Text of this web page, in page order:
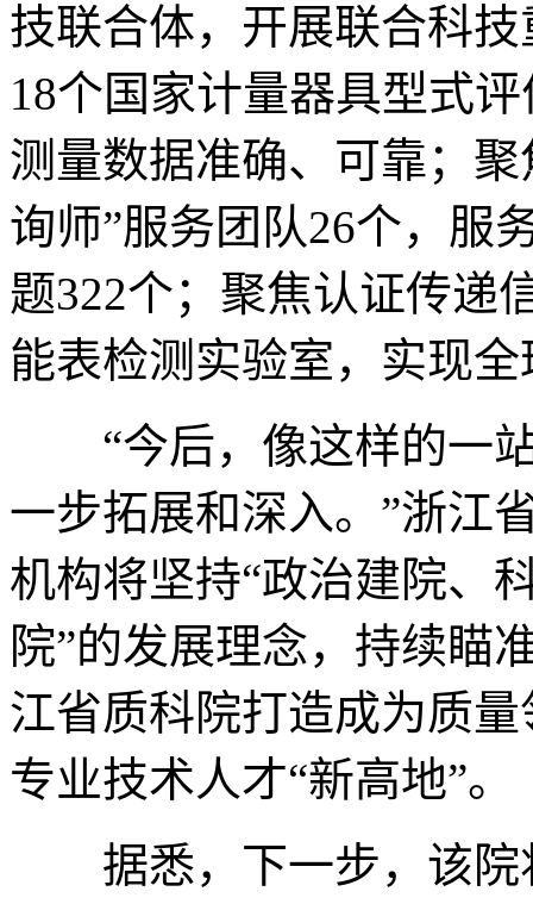
技联合体，开展联合科
18个国家计量器具型式
测量数据准确、可靠；
询师”服务团队26个，服
题322个；聚焦认证传递
能表检测实验室，实现
“今后，像这样的一站
一步拓展和深入。”浙江
机构将坚持“政治建院、
院”的发展理念，持续瞄
江省质科院打造成为质
专业技术人才“新高地”。
据悉，下一步，该院